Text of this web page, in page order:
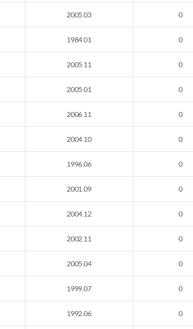
2005.03 0
1984.01 0
2005.11 0
2005.01 0
2006.11 0
2004.10 0
1996.06 0
2001.09 0
2004.12 0
2002.11 0
2005.04 0
1999.07 0
1992.06 0